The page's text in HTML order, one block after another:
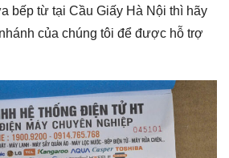
bếp từ tại Cầu Giấy Hà Nội thì hãy
của chúng tôi để được hỗ trợ